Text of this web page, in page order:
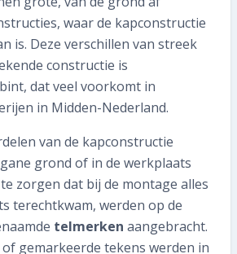
waar de kapconstructie
is. Deze verschillen van streek
constructie is
dat veel voorkomt in
in Midden-Nederland.
van de kapconstructie
grond of in de werkplaats
zorgen dat bij de montage alles
terechtkwam, werden op de
telmerken aangebracht.
gemarkeerde tekens werden in